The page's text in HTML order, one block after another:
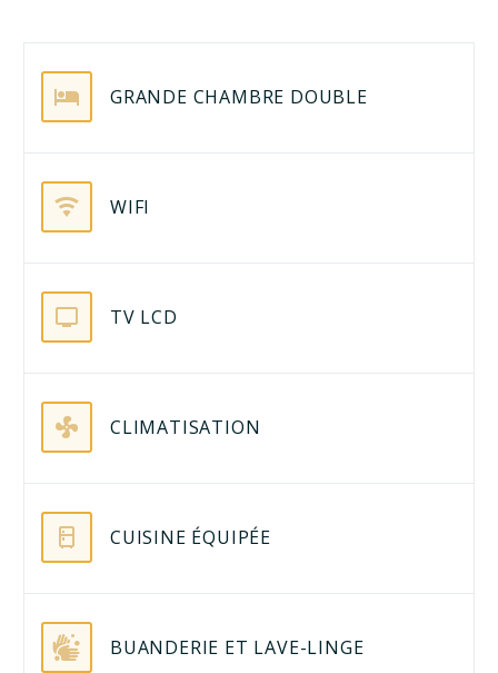
GRANDE CHAMBRE DOUBLE
WIFI
TV LCD
CLIMATISATION
CUISINE ÉQUIPÉE
BUANDERIE ET LAVE-LINGE